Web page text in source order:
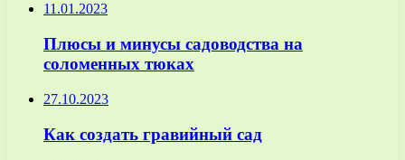
11.01.2023
Плюсы и минусы садоводства на
соломенных тюках
27.10.2023
Как создать гравийный сад